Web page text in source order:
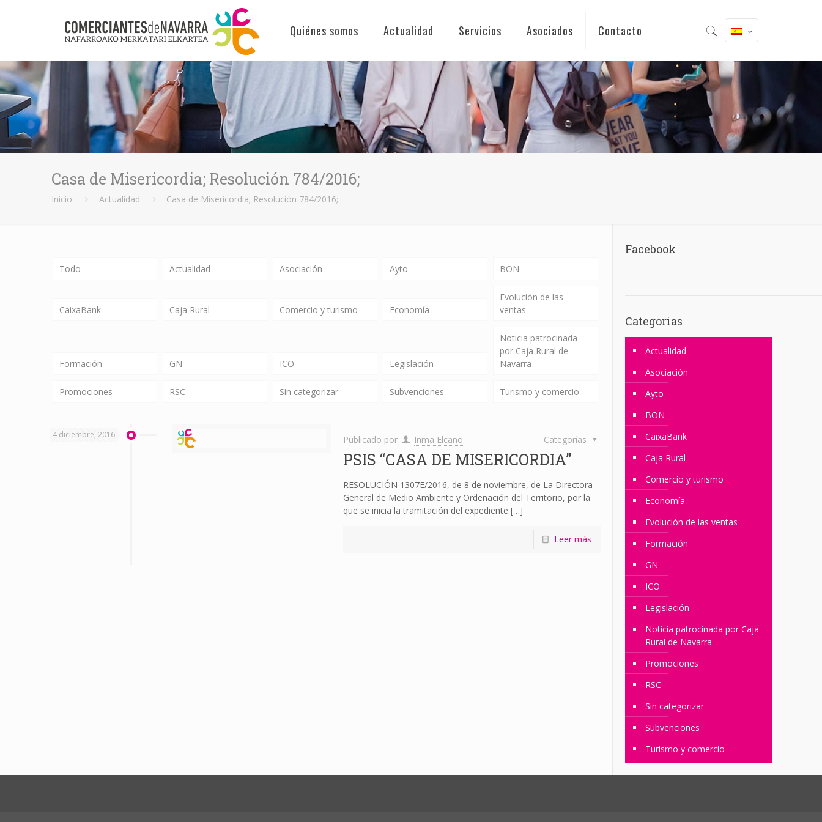
Quiénes somos Actualidad Servicios Asociados Contacto
Casa de Misericordia; Resolución 784/2016;
Inicio Actualidad Casa de Misericordia; Resolución 784/2016;
Todo Actualidad Asociación Ayto BON
CaixaBank Caja Rural Comercio y turismo Economía
Evolución de las
ventas
Formación GN ICO Legislación
Noticia patrocinada
por Caja Rural de
Navarra
Promociones RSC Sin categorizar Subvenciones Turismo y comercio
4 diciembre, 2016 Publicado por Inma Elcano Categorías
PSIS “CASA DE MISERICORDIA”
RESOLUCIÓN 1307E/2016, de 8 de noviembre, de La Directora
General de Medio Ambiente y Ordenación del Territorio, por la
que se inicia la tramitación del expediente […]
Leer más
Facebook
Categorias
Actualidad
Asociación
Ayto
BON
CaixaBank
Caja Rural
Comercio y turismo
Economía
Evolución de las ventas
Formación
GN
ICO
Legislación
Noticia patrocinada por Caja
Rural de Navarra
Promociones
RSC
Sin categorizar
Subvenciones
Turismo y comercio